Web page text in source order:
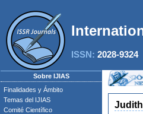
ISSN: 2028-9324
Sobre IJIAS
Finalidades y Ámbito
Temas del IJIAS
Comité Científico